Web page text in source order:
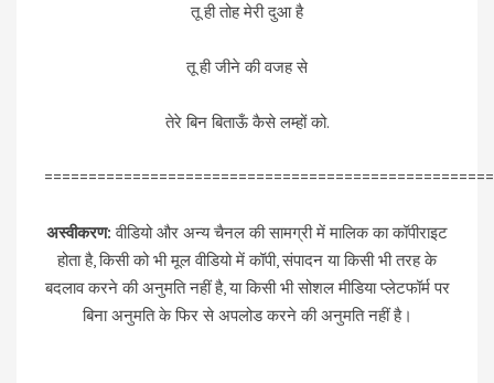
तू ही तोह मेरी दुआ है
तू ही जीने की वजह से
तेरे बिन बिताऊँ कैसे लम्हों को.
अस्वीकरण: वीडियो और अन्य चैनल की सामग्री में मालिक का कॉपीराइट
होता है, किसी को भी मूल वीडियो में कॉपी, संपादन या किसी भी तरह के
बदलाव करने की अनुमति नहीं है, या किसी भी सोशल मीडिया प्लेटफॉर्म पर
बिना अनुमति के फिर से अपलोड करने की अनुमति नहीं है।